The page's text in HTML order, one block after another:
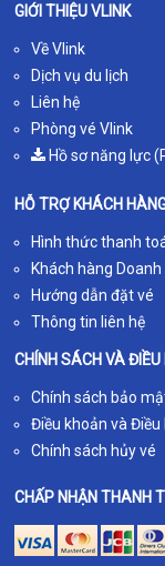
GIỚI THIỆU VLINK
Về Vlink
Dịch vụ du lịch
Liên hệ
Phòng vé Vlink
Hồ sơ năng lực
HỖ TRỢ KHÁCH
Hình thức thanh
Khách hàng Doanh
Hướng dẫn đặt vé
Thông tin liên hệ
CHÍNH SÁCH VÀ ĐIỀU
Chính sách bảo
Điều khoản và Điều
Chính sách hủy vé
CHẤP NHẬN THANH